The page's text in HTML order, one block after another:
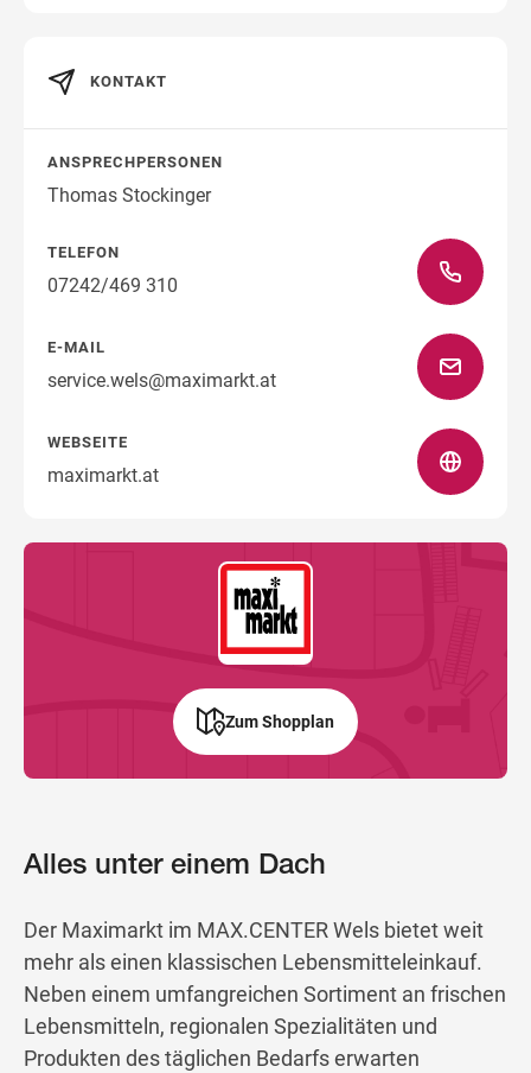
Alles unter einem Dach
Der Maximarkt im MAX.CENTER Wels bietet weit
mehr als einen klassischen Lebensmitteleinkauf.
Neben einem umfangreichen Sortiment an frischen
Lebensmitteln, regionalen Spezialitäten und
Produkten des täglichen Bedarfs erwarten
KONTAKT
ANSPRECHPERSONEN
Thomas Stockinger
TELEFON
07242/469 310
E-MAIL
service.wels@maximarkt.at
WEBSEITE
maximarkt.at
Zum Shopplan